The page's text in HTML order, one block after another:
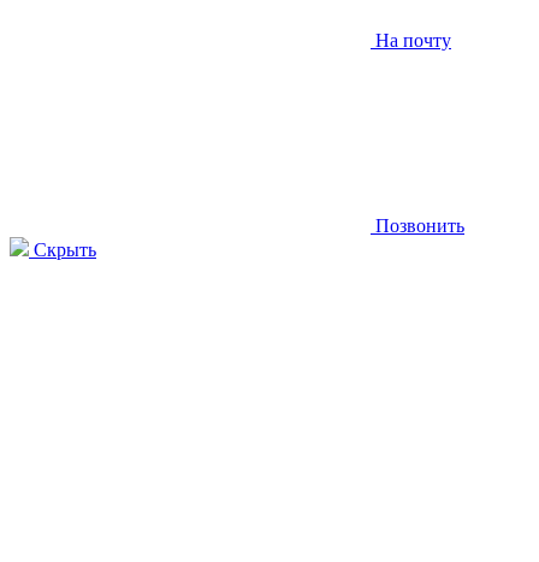
На почту
Позвонить
Скрыть